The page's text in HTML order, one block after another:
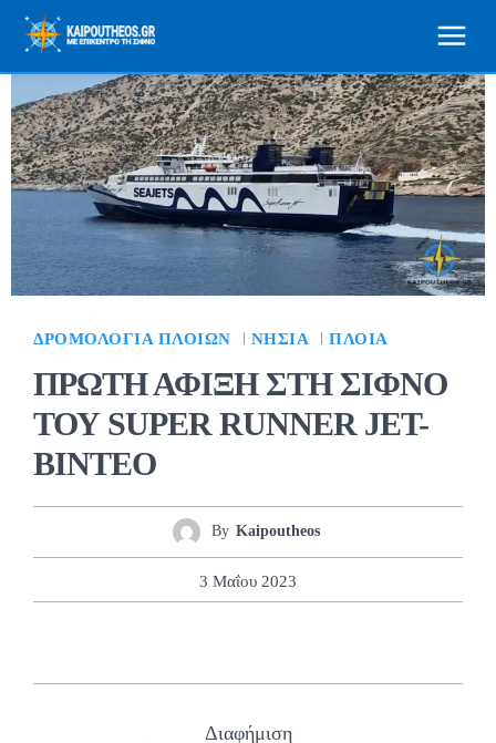
ΔΡΟΜΟΛΌΓΙΑ ΠΛΟΊΩΝ ΝΗΣΙΆ ΠΛΟΊΑ
ΠΡΩΤΗ ΑΦΙΞΗ ΣΤΗ ΣΙΦΝΟ
ΤΟΥ SUPER RUNNER JET-
BINTEO
By Kaipoutheos
3 Μαΐου 2023
Διαφήμιση